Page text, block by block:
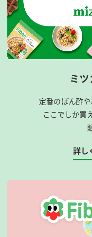
ミ
定番のぽん酢や
ここでしか買
詳し